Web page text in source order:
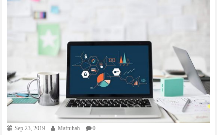
Sep 23, 2019 Maftuhah 0